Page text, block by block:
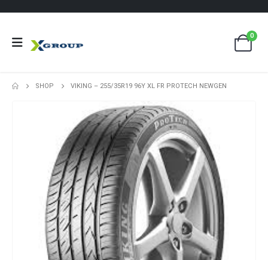
0
SHOP VIKING – 255/35R19 96Y XL FR PROTECH NEWGEN